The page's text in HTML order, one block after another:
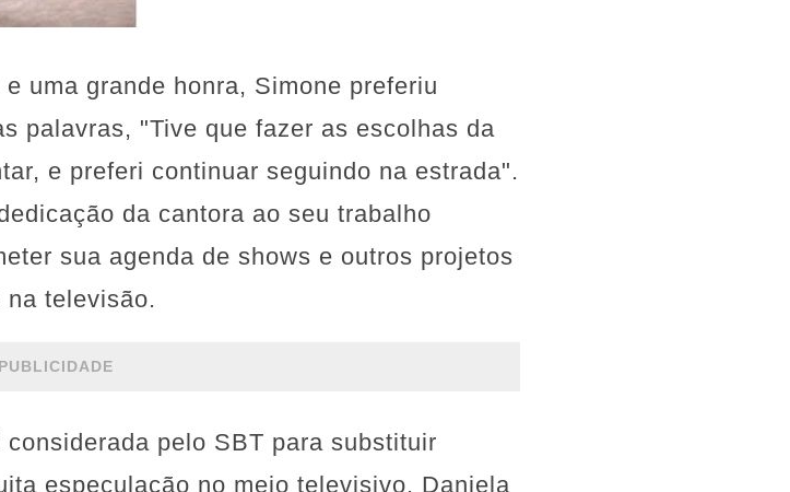
uma grande honra, Simone preferiu
palavras, "Tive que fazer as escolhas da
e preferi continuar seguindo na estrada".
da cantora ao seu trabalho
sua agenda de shows e outros projetos
televisão.
PUBLICIDADE
pelo SBT para substituir
especulação no meio televisivo. Daniela